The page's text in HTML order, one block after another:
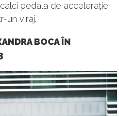
pedala de accelerație
un viraj.
BOCA ÎN